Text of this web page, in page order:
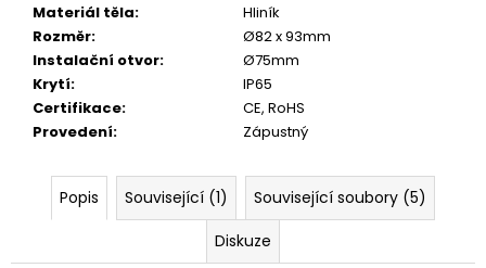
Materiál těla:
Hliník
Rozměr:
Ø82 x 93mm
Instalační otvor:
Ø75mm
Krytí:
IP65
Certifikace:
CE, RoHS
Provedení: Zápustný
Popis Související (1)
Související soubory (5)
Diskuze